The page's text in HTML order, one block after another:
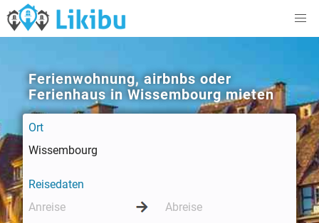
Ferienwohnung, airbnbs oder
Ferienhaus in Wissembourg mieten
Ort
Reisedaten